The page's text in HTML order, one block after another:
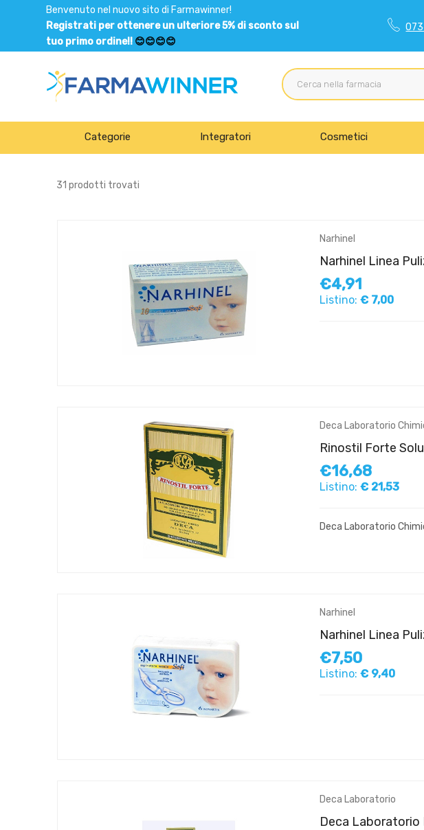
Benvenuto nel nuovo sito di Farmawinner!
Registrati per ottenere un ulteriore 5% di sconto sul
tuo primo ordine!! 😊😊😊😊
Categorie Integratori Cosmetici
31 prodotti trovati
Narhinel
Narhinel Linea
€4,91
Listino: € 7,00
Deca Laboratorio
Rinostil Forte
€16,68
Listino: € 21,53
Deca Laboratorio
Narhinel
Narhinel Linea
€7,50
Listino: € 9,40
Deca Laboratorio
Deca Laboratorio